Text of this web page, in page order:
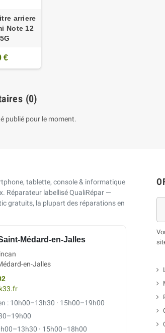
arriere
Note 12
€
(0)
publié pour le moment.
tablette, console & informatique
Réparateur labellisé QualiRépar —
gratuits, la plupart des réparations en
Médard-en-Jalles
en-Jalles
: 10h00–13h30 · 15h00–19h00
· 15h00–18h00